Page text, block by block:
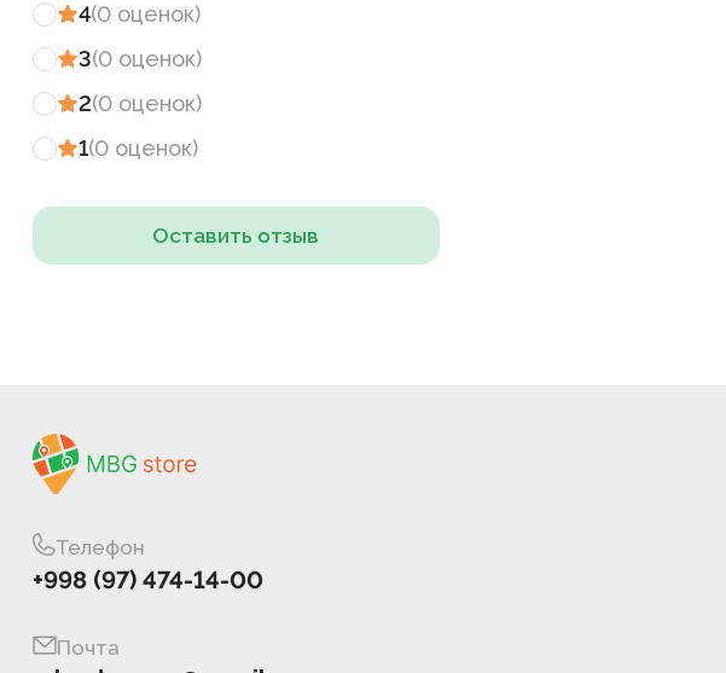
4(0 оценок)
3(0 оценок)
2(0 оценок)
1(0 оценок)
Оставить отзыв
Телефон
+998 (97) 474-14-00
Почта